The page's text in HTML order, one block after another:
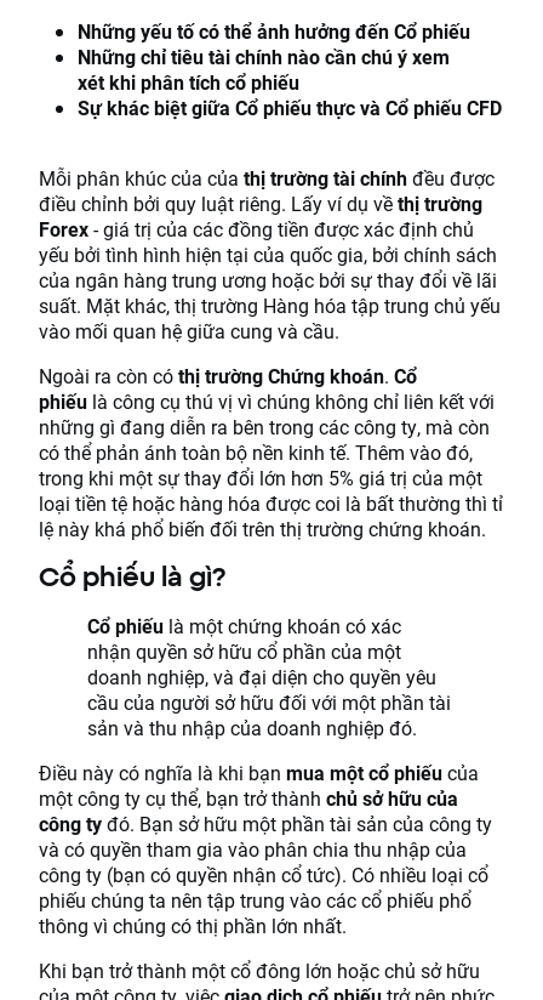
Những yếu tố có thể ảnh hưởng đến Cổ phiếu
Những chỉ tiêu tài chính nào cần chú ý xem
xét khi phân tích cổ phiếu
Sự khác biệt giữa Cổ phiếu thực và Cổ phiếu CFD
Mỗi phân khúc của của thị trường tài chínhđều được
điều chỉnh bởi quy luật riêng. Lấy ví dụ vềthị trường
Forex- giá trị của các đồng tiền được xác định chủ
yếu bởi tình hình hiện tại của quốc gia, bởi chính sách
của ngân hàng trung ương hoặc bởi sự thay đổi về lãi
suất. Mặt khác, thị trường Hàng hóa tập trung chủ yếu
vào mối quan hệ giữa cung và cầu.
Ngoài ra còn cóthị trường Chứng khoán. Cổ
phiếu là công cụ thú vị vì chúng không chỉ liên kết với
những gì đang diễn ra bên trong các công ty, mà còn
có thể phản ánh toàn bộ nền kinh tế. Thêm vào đó,
trong khi một sự thay đổi lớn hơn 5% giá trị của một
loại tiền tệ hoặc hàng hóa được coi là bất thường thì tỉ
lệ này khá phổ biến đối trên thị trường chứng khoán.
Cổ phiếu là gì?
Cổ phiếu là một chứng khoán có xác
nhận quyền sở hữu cổ phần của một
doanh nghiệp, và đại diện cho quyền yêu
cầu của người sở hữu đối với một phần tài
sản và thu nhập của doanh nghiệp đó.
Điều này có nghĩa là khi bạn mua một cổ phiếucủa
một công ty cụ thể, bạn trở thành chủ sở hữu của
công tyđó. Bạn sở hữu một phần tài sản của công ty
và có quyền tham gia vào phân chia thu nhập của
công ty (bạn có quyền nhận cổ tức). Có nhiều loại cổ
phiếu chúng ta nên tập trung vào các cổ phiếu phổ
thông vì chúng có thị phần lớn nhất.
Khi bạn trở thành một cổ đông lớn hoặc chủ sở hữu